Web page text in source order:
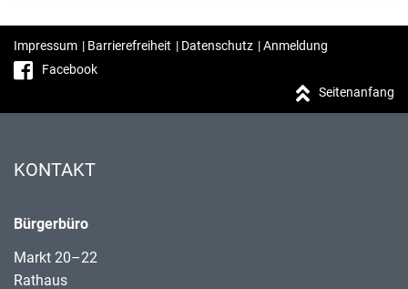
Impressum | Barrierefreiheit | Datenschutz |Anmeldung
Facebook
Seitenanfang
KONTAKT
Bürgerbüro
Markt 20–22
Rathaus